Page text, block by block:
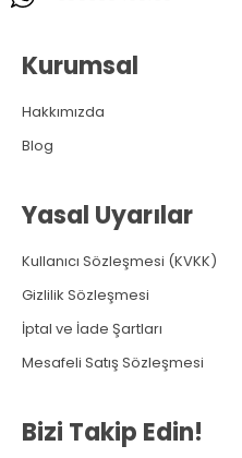
Kurumsal
Hakkımızda
Blog
Yasal Uyarılar
Kullanıcı Sözleşmesi (KVKK)
Gizlilik Sözleşmesi
İptal ve İade Şartları
Mesafeli Satış Sözleşmesi
Bizi Takip Edin!